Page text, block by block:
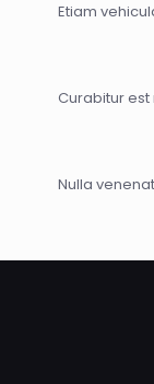
Etiam
Curabitur
Nulla